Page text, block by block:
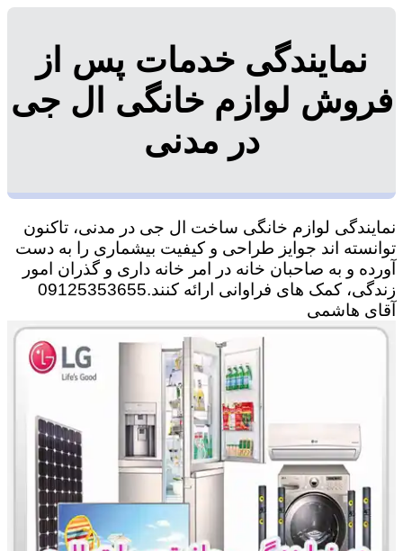
نمایندگی خدمات پس از
فروش لوازم خانگی ال جی
در مدنی
نمایندگی لوازم خانگی ساخت ال جی در مدنی، تاکنون
توانسته اند جوایز طراحی و کیفیت بیشماری را به دست
آورده و به صاحبان خانه در امر خانه داری و گذران امور
زندگی، کمک های فراوانی ارائه کنند.09125353655
آقای هاشمی